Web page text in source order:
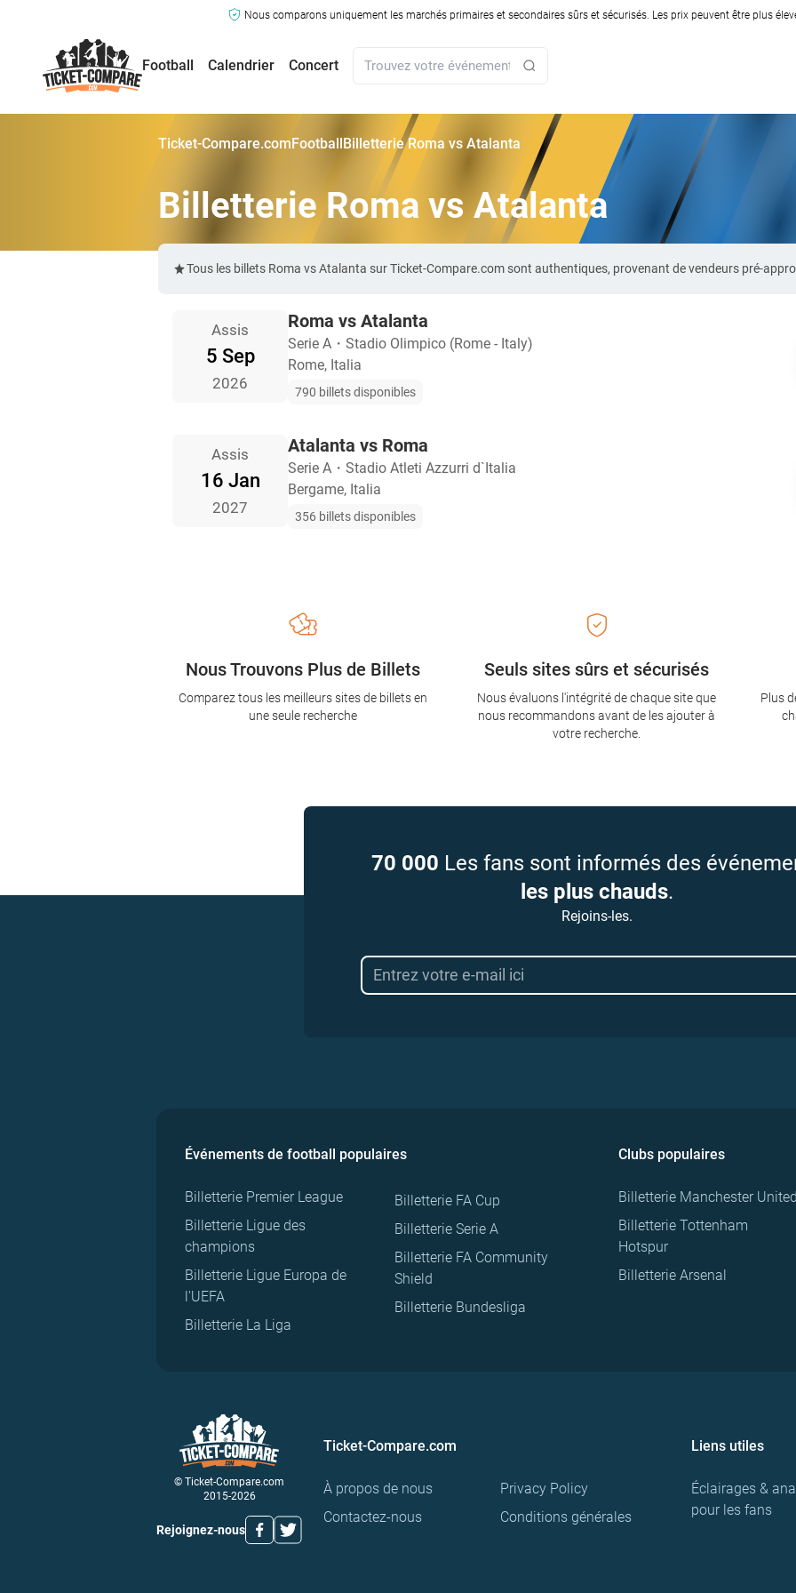
Nous comparons uniquement les marchés primaires et secondaires sûrs et sécurisés. Les prix peuvent être plus
Football Calendrier Concert
Ticket-Compare.comFootballBilletterie Roma vs Atalanta
Billetterie Roma vs Atalanta
Tous les billets Roma vs Atalanta sur Ticket-Compare.com sont authentiques, provenant de vendeurs pré-
Assis
5 Sep
2026
Roma vs Atalanta
Serie A ・ Stadio Olimpico (Rome - Italy)
Rome, Italia
790 billets disponibles
Assis
16 Jan
2027
Atalanta vs Roma
Serie A ・ Stadio Atleti Azzurri d`Italia
Bergame, Italia
356 billets disponibles
Seuls sites sûrs et sécurisés
Nous évaluons l'intégrité de chaque site que
nous recommandons avant de les ajouter à
votre recherche.
Nous Trouvons Plus de Billets
Comparez tous les meilleurs sites de billets en
une seule recherche
Plus
70 000 Les fans sont informés des
les plus chauds.
Rejoins-les.
Événements de football populaires
Billetterie Premier League
Billetterie Ligue des
champions
Billetterie Ligue Europa de
l'UEFA
Billetterie La Liga
Billetterie FA Cup
Billetterie Serie A
Billetterie FA Community
Shield
Billetterie Bundesliga
Clubs populaires
Billetterie Manchester
Billetterie Tottenham
Hotspur
Billetterie Arsenal
© Ticket-Compare.com
2015-2026
Rejoignez-nous
Ticket-Compare.com
À propos de nous
Contactez-nous
Privacy Policy
Conditions générales
Liens utiles
Éclairages &
pour les fans